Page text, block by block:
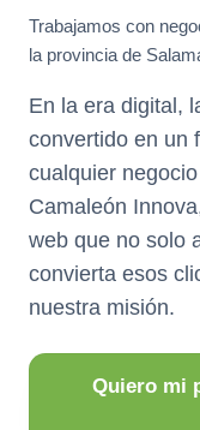
Trabajamos con
la provincia de
En la era digital,
convertido en un
cualquier
Camaleón
web que no solo
convierta esos
nuestra misión.
Quiero mi